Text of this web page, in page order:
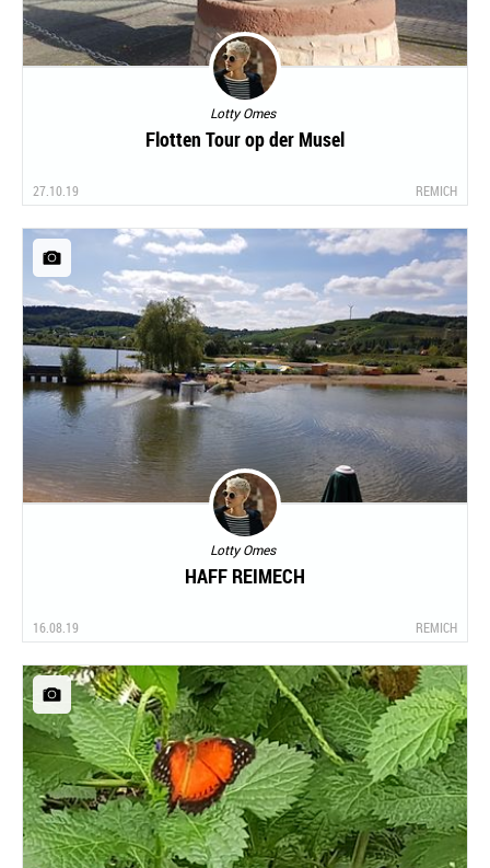
Lotty Omes
Flotten Tour op der Musel
27.10.19 REMICH
Lotty Omes
HAFF REIMECH
16.08.19 REMICH